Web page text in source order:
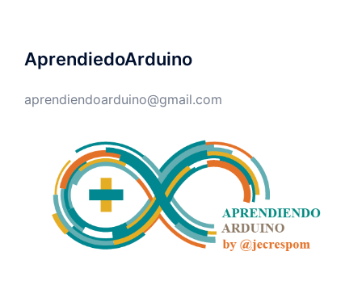
AprendiedoArduino
aprendiendoarduino@gmail.com